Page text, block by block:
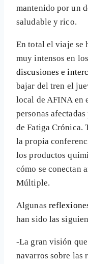
mantenido por un
saludable y rico.
En total el viaje se
muy intensos en
discusiones e
bajar del tren el
local de AFINA en
personas
de Fatiga Crónica.
la propia
los productos
cómo se conectan
Múltiple.
Algunas
han sido las
-La gran visión
navarros sobre las